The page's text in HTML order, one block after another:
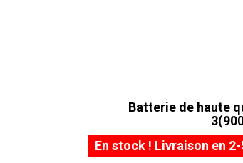
Batterie de haute
En stock ! Livraison en